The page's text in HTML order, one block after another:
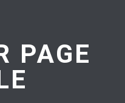
PAGE